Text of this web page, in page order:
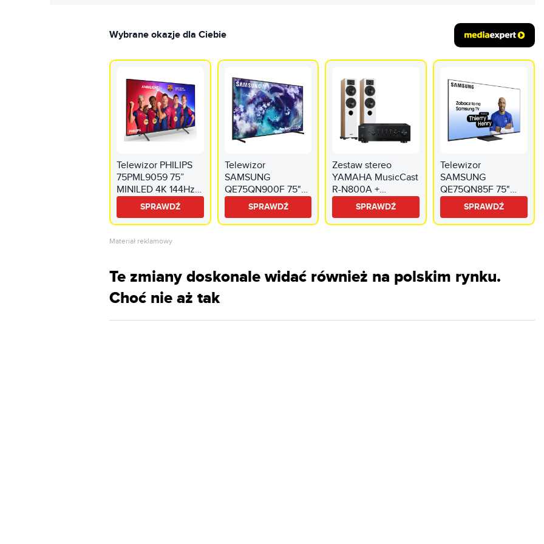
Wybrane okazje dla Ciebie
Telewizor PHILIPS
75PML9059 75”
MINILED 4K 144Hz
Titan OS Ambilight
3 Dolby Atmos
HDMI 2.1
SPRAWDŹ
Telewizor
SAMSUNG
QE75QN900F 75"
QD-Mini LED 8K
165Hz Tizen TV
Dolby Atmos HDMI
SPRAWDŹ
Zestaw stereo
YAMAHA MusicCast
R-N800A +
INDIANA Line Diva
5 Dąb
SPRAWDŹ
Telewizor
SAMSUNG
QE75QN85F 75"
QD-Mini LED 4K
144Hz VRR Tizen
TV Dolby Atmos
SPRAWDŹ
Materiał reklamowy
Te zmiany doskonale widać również na polskim rynku.
Choć nie aż tak